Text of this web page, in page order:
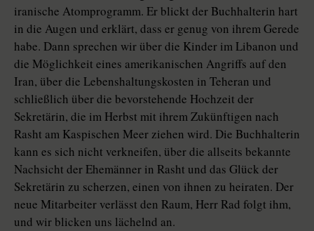
iranische Atomprogramm. Er blickt der Buchhalterin hart
in die Augen und erklärt, dass er genug von ihrem Gerede
habe. Dann sprechen wir über die Kinder im Libanon und
die Möglichkeit eines amerikanischen Angriffs auf den
Iran, über die Lebenshaltungskosten in Teheran und
schließlich über die bevorstehende Hochzeit der
Sekretärin, die im Herbst mit ihrem Zukünftigen nach
Rasht am Kaspischen Meer ziehen wird. Die Buchhalterin
kann es sich nicht verkneifen, über die allseits bekannte
Nachsicht der Ehemänner in Rasht und das Glück der
Sekretärin zu scherzen, einen von ihnen zu heiraten. Der
neue Mitarbeiter verlässt den Raum, Herr Rad folgt ihm,
und wir blicken uns lächelnd an.